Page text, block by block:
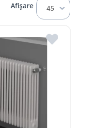
Afișare 45